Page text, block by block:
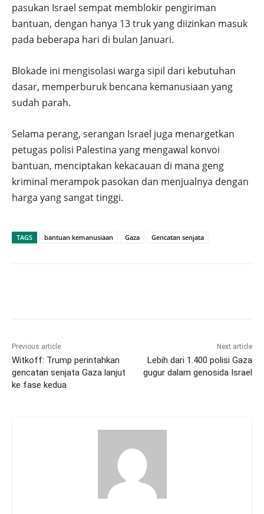
pasukan Israel sempat memblokir pengiriman
bantuan, dengan hanya 13 truk yang diizinkan masuk
pada beberapa hari di bulan Januari.
Blokade ini mengisolasi warga sipil dari kebutuhan
dasar, memperburuk bencana kemanusiaan yang
sudah parah.
Selama perang, serangan Israel juga menargetkan
petugas polisi Palestina yang mengawal konvoi
bantuan, menciptakan kekacauan di mana geng
kriminal merampok pasokan dan menjualnya dengan
harga yang sangat tinggi.
TAGS bantuan kemanusiaan Gaza Gencatan senjata
Previous article
Witkoff: Trump perintahkan
gencatan senjata Gaza lanjut
ke fase kedua
Next article
Lebih dari 1.400 polisi Gaza
gugur dalam genosida Israel